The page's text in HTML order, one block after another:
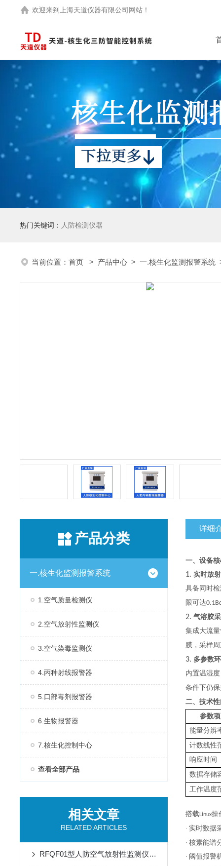
欢迎来到 上海天道仪器有限公司 网站！
热门关键词： 人防检测仪器
当前位置： 首页 > 产品中心 > 一.核生化监测报警系统
产品分类
一.核生化监测报警系统
1.空气质量检测仪
2.空气放射性监测仪
3.空气染毒监测仪
4.丙种射线报警器
5.口部毒剂报警器
6.生物报警器
7.核生化控制中心
查看全部产品
相关文章
RELATED ARTICLES
RFQF01型人防空气放射性监测仪的安装与维护指南
详细
一、设备
1. 实时放
具备同时
限可达
2. 气溶胶
集成大流
膜，采样
3. 多参数
内置温湿
条件下仍
二、技术
参数项
能量分辨
计数线性
响应时间
数据存储
工作温度
搭载Linux操
· 实时数据
· 核素能谱
· 阈值报警